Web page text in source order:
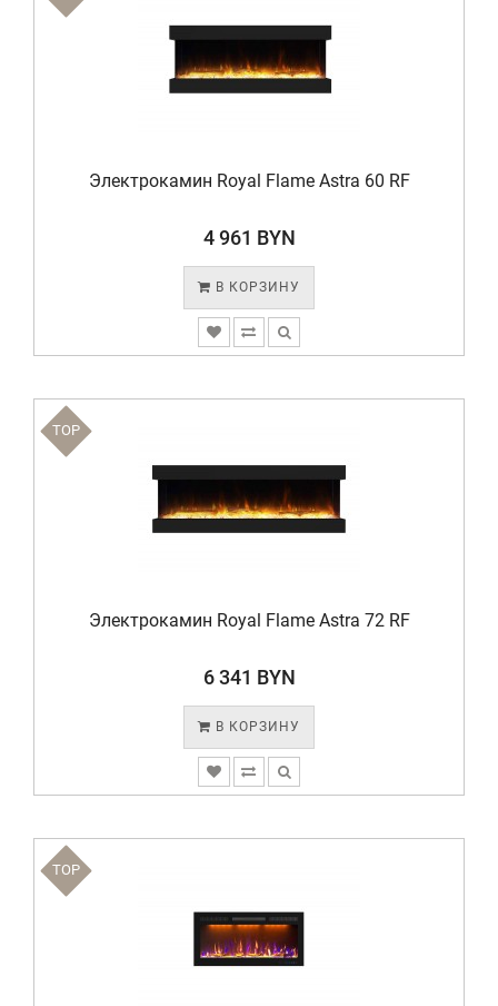
Электрокамин Royal Flame Astra 60 RF
4 961 BYN
В КОРЗИНУ
TOP
Электрокамин Royal Flame Astra 72 RF
6 341 BYN
В КОРЗИНУ
TOP